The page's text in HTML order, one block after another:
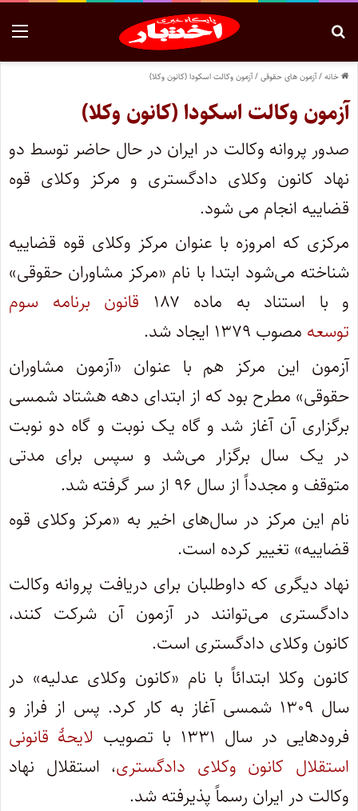
خانه/آزمون های حقوقی/آزمون وکالت اسکودا (کانون وکلا)
آزمون وکالت اسکودا (کانون وکلا)
صدور پروانه وکالت در ایران در حال حاضر توسط دو
نهاد کانون وکلای دادگستری و مرکز وکلای قوه
قضاییه انجام می شود.
مرکزی که امروزه با عنوان مرکز وکلای قوه قضاییه
شناخته می‌شود ابتدا با نام «مرکز مشاوران حقوقی»
و با استناد به ماده ۱۸۷
قانون برنامه سوم
توسعه مصوب ۱۳۷۹ ایجاد شد.
آزمون این مرکز هم با عنوان «آزمون مشاوران
حقوقی» مطرح بود که از ابتدای دهه هشتاد شمسی
برگزاری آن آغاز شد و گاه یک نوبت و گاه دو نوبت
در یک سال برگزار می‌شد و سپس برای مدتی
متوقف و مجدداً از سال ۹۶ از سر گرفته شد.
نام این مرکز در سال‌های اخیر به «مرکز وکلای قوه
قضاییه» تغییر کرده است.
نهاد دیگری که داوطلبان برای دریافت پروانه وکالت
دادگستری می‌توانند در آزمون آن شرکت کنند،
کانون وکلای دادگستری است.
کانون وکلا ابتدائاً با نام «کانون وکلای عدلیه» در
سال ۱۳۰۹ شمسی آغاز به کار کرد. پس از فراز و
فرودهایی در سال ۱۳۳۱ با تصویب
لایحهٔ قانونی
استقلال کانون وکلای دادگستری، استقلال نهاد
وکالت در ایران رسماً پذیرفته شد.